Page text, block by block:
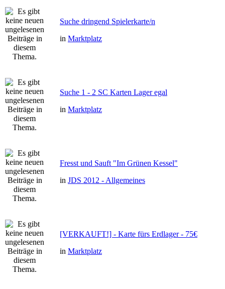
Suche dringend Spielerkarte/n
in Marktplatz
Suche 1 - 2 SC Karten Lager egal
in Marktplatz
Fresst und Sauft "Im Grünen Kessel"
in JDS 2012 - Allgemeines
[VERKAUFT!] - Karte fürs Erdlager - 75€
in Marktplatz